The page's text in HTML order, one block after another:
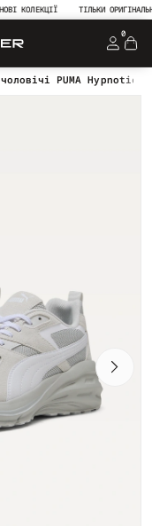
КОЛЕКЦІЇ ТІЛЬКИ ОРИГІНАЛЬНА
0
PUMA